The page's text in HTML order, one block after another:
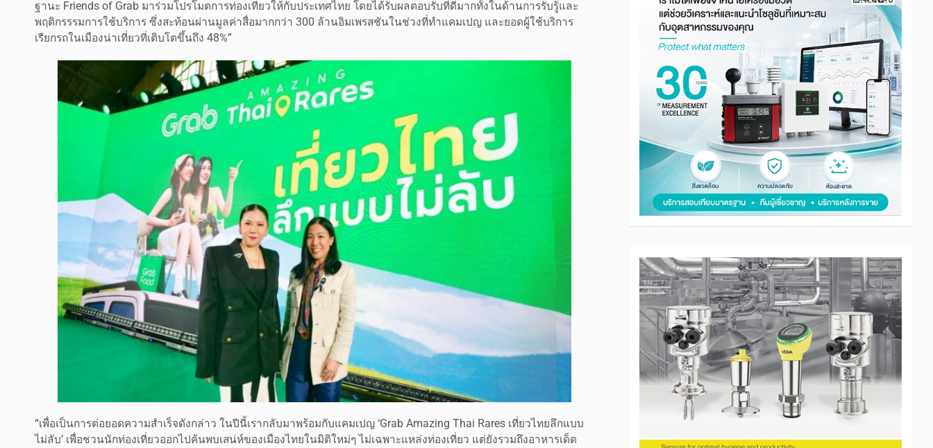
ฐานะ Friends of Grab มาร่วมโปรโมตการท่องเที่ยวให้กับประเทศไทย โดยได้รับผลตอบรับที่ดีมากทั้งในด้านการรับรู้และ
พฤติกรรรมการใช้บริการ ซึ่งสะท้อนผ่านมูลค่าสื่อมากกว่า 300 ล้านอิมเพรสชันในช่วงที่ทำแคมเปญ และยอดผู้ใช้บริการ
เรียกรถในเมืองน่าเที่ยวที่เติบโตขึ้นถึง 48%”
“เพื่อเป็นการต่อยอดความสำเร็จดังกล่าว ในปีนี้เรากลับมาพร้อมกับแคมเปญ ‘Grab Amazing Thai Rares เที่ยวไทยลึกแบบ
ไม่ลับ’ เพื่อชวนนักท่องเที่ยวออกไปค้นพบเสน่ห์ของเมืองไทยในมิติใหม่ๆ ไม่เฉพาะแหล่งท่องเที่ยว แต่ยังรวมถึงอาหารเด็ด